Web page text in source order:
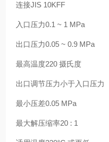
连接JIS 10KFF
入口压力0.1 ~ 1 MPa
出口压力0.05 ~ 0.9 MPa
最高温度220 摄氏度
出口调节压力小于入口压力
最小压差0.05 MPa
最大解压缩率20 : 1